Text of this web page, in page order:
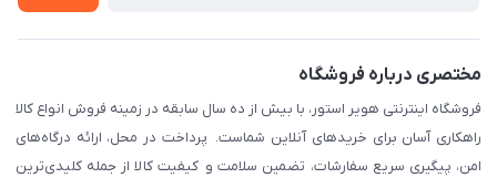
مختصری درباره فروشگاه
فروشگاه اینترنتی هویر استور، با بیش از ده سال سابقه در زمینه فروش انواع کالا
راهکاری آسان برای خریدهای آنلاین شماست. پرداخت در محل، ارائه درگاه‌های
امن، پیگیری سریع سفارشات، تضمین سلامت و کیفیت کالا از جمله کلیدی‌ترین